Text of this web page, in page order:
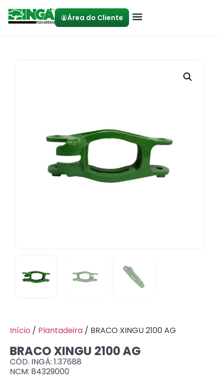
Área do Cliente
Início / Plantadeira / BRACO XINGU 2100 AG
BRACO XINGU 2100 AG
CÓD. INGÁ: 1.37688
NCM: 84329000